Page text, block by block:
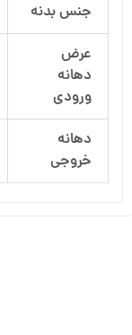
جنس بدنه
عرض
دهانه
ورودی
دهانه
خروجی